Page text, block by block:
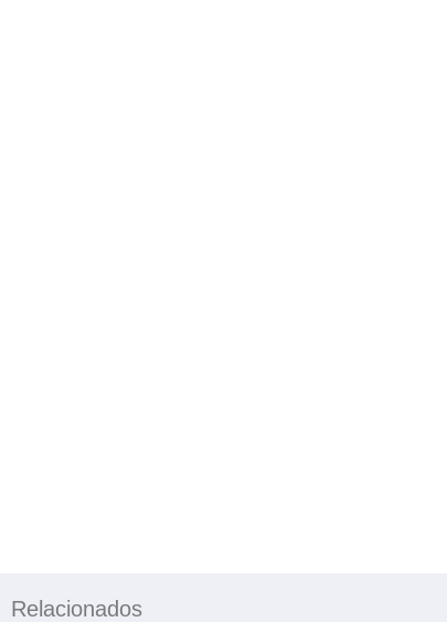
Relacionados